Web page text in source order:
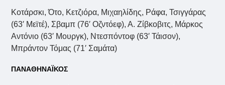
Κοτάρσκι, Ότο, Κετζιόρα, Μιχαηλίδης, Ράφα, Τσιγγάρας
(63′ Μεϊτέ), Σβαμπ (76′ Οζντόεφ), Α. Ζίβκοβιτς, Μάρκος
Αντόνιο (63′ Μουργκ), Ντεσπόντοφ (63′ Τάισον),
Μπράντον Τόμας (71′ Σαμάτα)
ΠΑΝΑΘΗΝΑΪΚΟΣ